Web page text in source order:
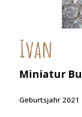
Ivan
Miniatur
Geburtsjahr 2021